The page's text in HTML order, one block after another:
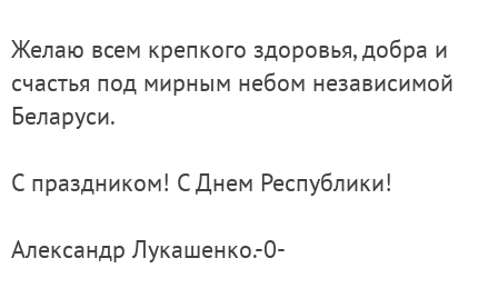
Желаю всем крепкого здоровья, добра и
счастья под мирным небом независимой
Беларуси.
С праздником! С Днем Республики!
Александр Лукашенко.-0-